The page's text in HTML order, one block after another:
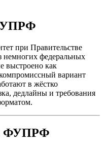
при Правительстве
федеральных
выстроено как
вариант
в жёстко
дедлайны и требования
ФУПРФ